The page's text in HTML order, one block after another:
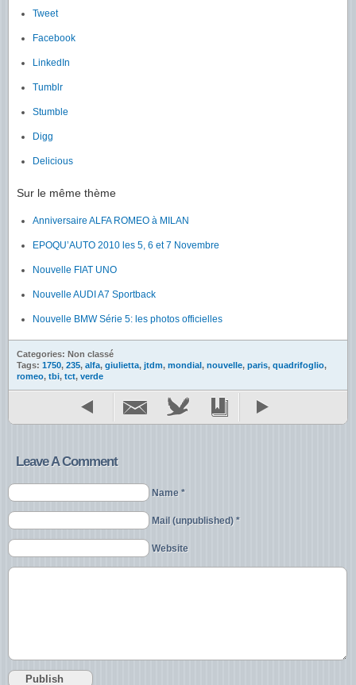
Tweet
Facebook
LinkedIn
Tumblr
Stumble
Digg
Delicious
Sur le même thème
Anniversaire ALFA ROMEO à MILAN
EPOQU’AUTO 2010 les 5, 6 et 7 Novembre
Nouvelle FIAT UNO
Nouvelle AUDI A7 Sportback
Nouvelle BMW Série 5: les photos officielles
Categories: Non classé
Tags: 1750, 235, alfa, giulietta, jtdm, mondial, nouvelle, paris, quadrifoglio,
romeo, tbi, tct, verde
Leave A Comment
Name *
Mail (unpublished) *
Website